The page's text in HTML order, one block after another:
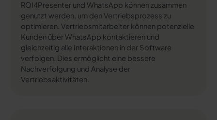
ROI4Presenter und WhatsApp können zusammen
genutzt werden, um den Vertriebsprozess zu
optimieren. Vertriebsmitarbeiter können potenzielle
Kunden über WhatsApp kontaktieren und
gleichzeitig alle Interaktionen in der Software
verfolgen. Dies ermöglicht eine bessere
Nachverfolgung und Analyse der
Vertriebsaktivitäten.